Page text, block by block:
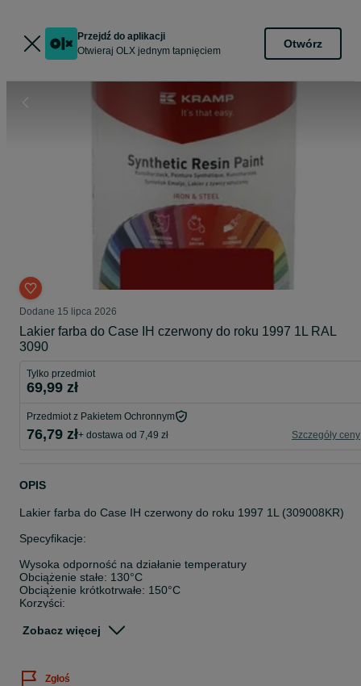
Przejdź do aplikacji
Otwieraj OLX jednym tapnięciem
Otwórz
Dodane 15 lipca 2026
Lakier farba do Case IH czerwony do roku 1997 1L RAL
3090
Tylko przedmiot
69,99 zł
Przedmiot z Pakietem Ochronnym
76,79 zł+ dostawa od 7,49 zł Szczegóły ceny
OPIS
Lakier farba do Case IH czerwony do roku 1997 1L (309008KR)
Specyfikacje:
Wysoka odporność na działanie temperatury
Obciążenie stałe: 130°C
Obciążenie krótkotrwałe: 150°C
Korzyści:
Krótki czas schnięcia
Zobacz więcej
Zgłoś